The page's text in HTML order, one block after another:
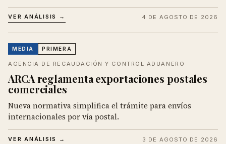
VER ANÁLISIS → 4 DE AGOSTO DE 2026
MEDIA PRIMERA
AGENCIA DE RECAUDACIÓN Y CONTROL ADUANERO
ARCA reglamenta exportaciones postales
comerciales
Nueva normativa simplifica el trámite para envíos
internacionales por vía postal.
VER ANÁLISIS → 3 DE AGOSTO DE 2026